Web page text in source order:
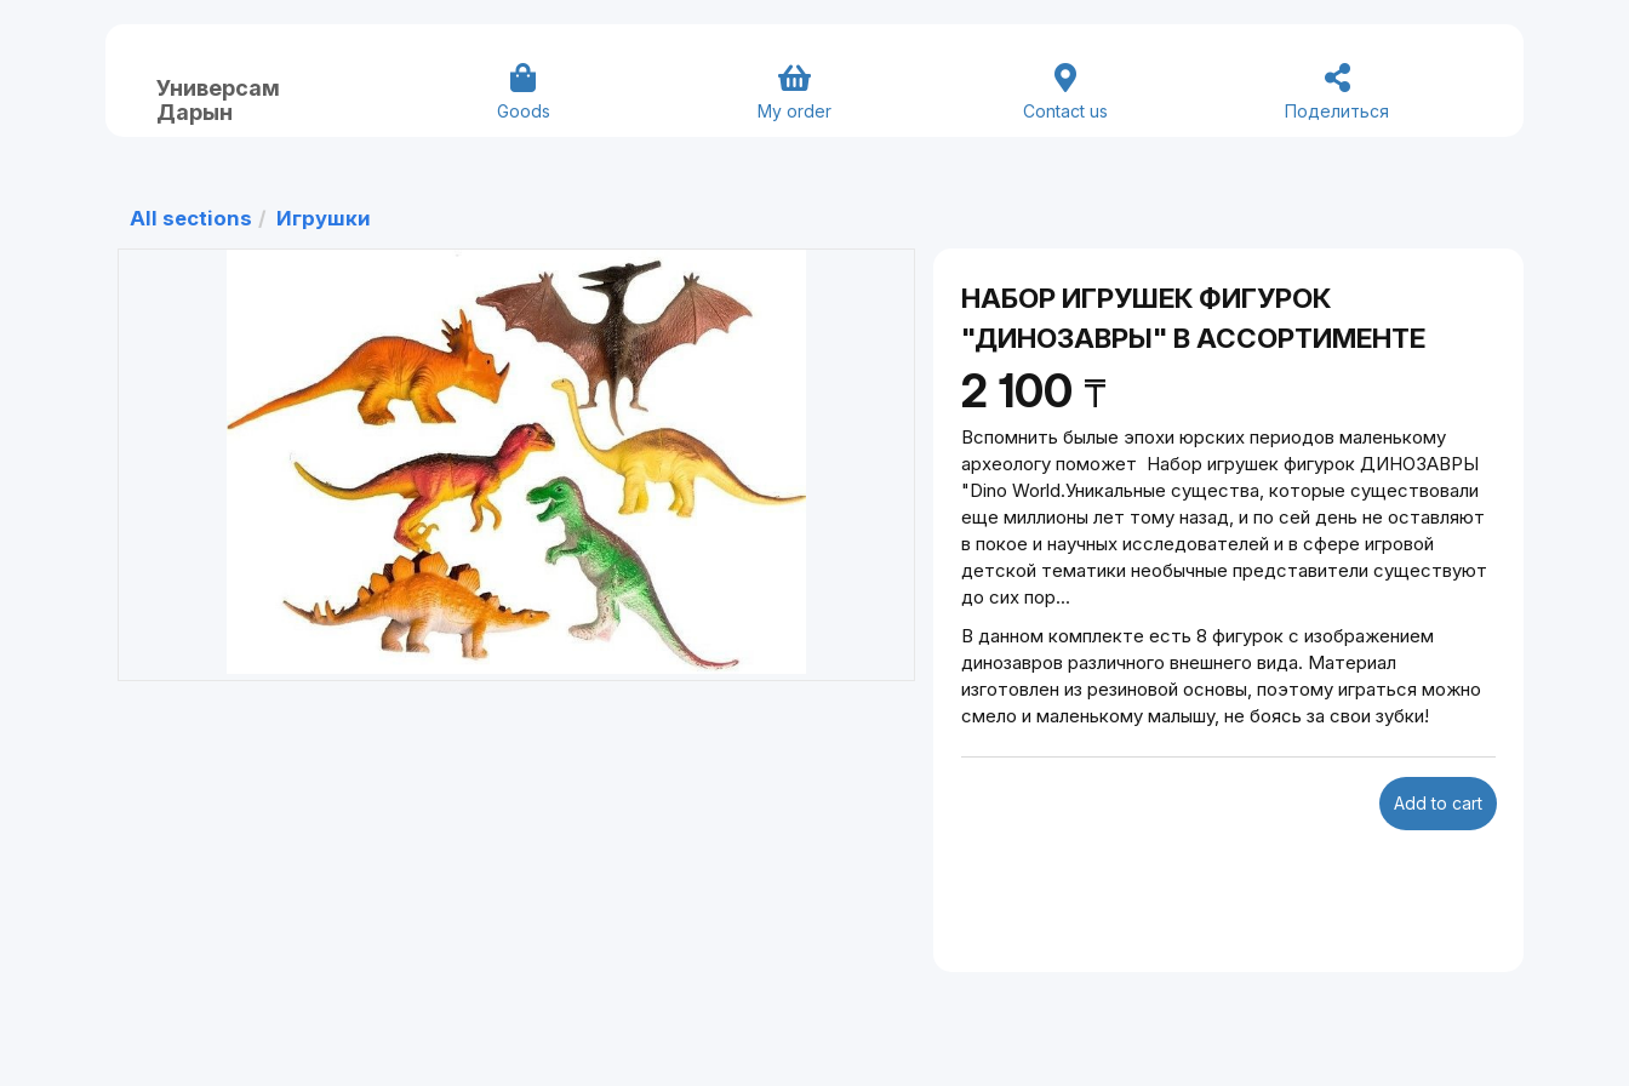
Универсам
Дарын
Goods My order Contact us Поделиться
All sections Игрушки
НАБОР ИГРУШЕК ФИГУРОК
"ДИНОЗАВРЫ" В АССОРТИМЕНТЕ
2 100 ₸
Вспомнить былые эпохи юрских периодов маленькому
археологу поможет Набор игрушек фигурок ДИНОЗАВРЫ
"Dino World.Уникальные существа, которые существовали
еще миллионы лет тому назад, и по сей день не оставляют
в покое и научных исследователей и в сфере игровой
детской тематики необычные представители существуют
до сих пор...
В данном комплекте есть 8 фигурок с изображением
динозавров различного внешнего вида. Материал
изготовлен из резиновой основы, поэтому играться можно
смело и маленькому малышу, не боясь за свои зубки!
Add to cart